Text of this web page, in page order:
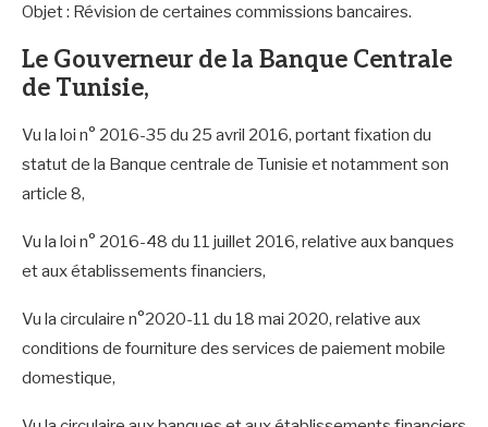
Objet : Révision de certaines commissions bancaires.
Le Gouverneur de la Banque Centrale
de Tunisie,
Vu la loi n° 2016-35 du 25 avril 2016, portant fixation du
statut de la Banque centrale de Tunisie et notamment son
article 8,
Vu la loi n° 2016-48 du 11 juillet 2016, relative aux banques
et aux établissements financiers,
Vu la circulaire n°2020-11 du 18 mai 2020, relative aux
conditions de fourniture des services de paiement mobile
domestique,